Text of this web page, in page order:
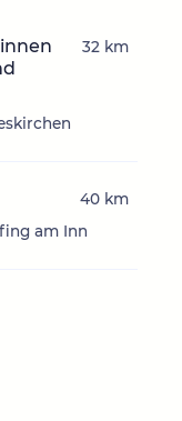
32 km
am Inn
40 km